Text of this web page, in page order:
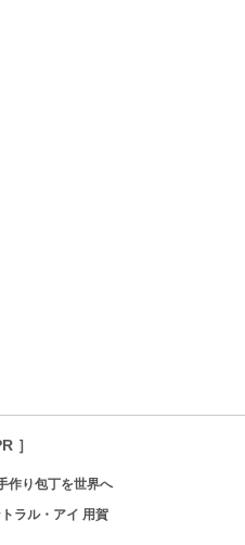
］
作り包丁を世界へ
ラル・アイ 用賀